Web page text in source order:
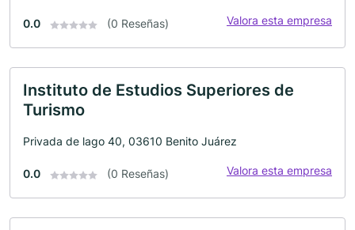
0.0 (0 Reseñas) Valora esta empresa
Instituto de Estudios Superiores de
Turismo
Privada de lago 40, 03610 Benito Juárez
0.0 (0 Reseñas) Valora esta empresa